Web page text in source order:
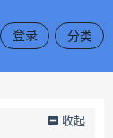
登录
收起